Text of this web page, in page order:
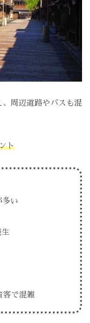
周辺道路やバスも混
ト
多い
生
客で混雑